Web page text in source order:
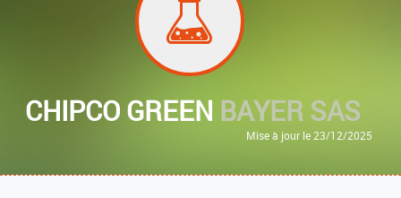
CHIPCO GREEN BAYER SAS
Mise à jour le 23/12/2025